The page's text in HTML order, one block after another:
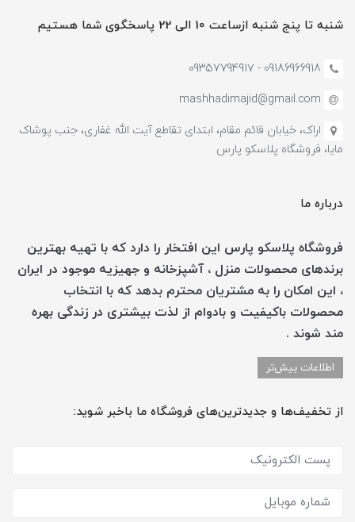
شنبه تا پنج شنبه ازساعت 10 الی 22 پاسخگوی شما هستیم
09186966918 - 0935779491۷
mashhadimajid@gmail.com
اراک، خیابان قائم مقام، ابتدای تقاطع آیت الله غفاری، جنب پوشاک
مایا، فروشگاه پلاسکو پارس
درباره ما
فروشگاه پلاسکو پارس این افتخار را دارد که با تهیه بهترین
برندهای محصولات منزل ، آشپزخانه و جهیزیه موجود در ایران
، این امکان را به مشتریان محترم بدهد که با انتخاب
محصولات باکیفیت و بادوام از لذت بیشتری در زندگی بهره
مند شوند .
اطلاعات بیش‌تر
از تخفیف‌ها و جدیدترین‌های فروشگاه ما باخبر شوید: